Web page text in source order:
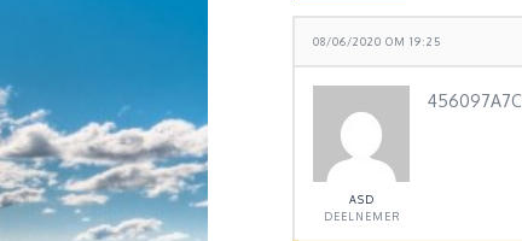
08/06/2020 OM 19:25
ASD
DEELNEMER
456097A7C